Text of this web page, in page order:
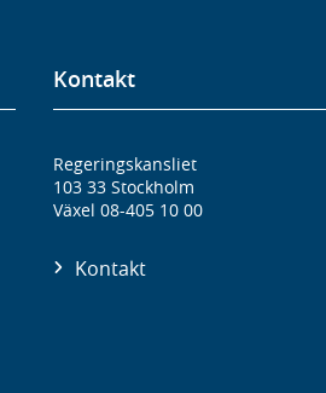
Kontakt
Regeringskansliet
103 33 Stockholm
Växel 08-405 10 00
Kontakt